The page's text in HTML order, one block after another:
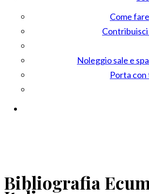
Come
Noleggio sale e
Porta
Bibliografia